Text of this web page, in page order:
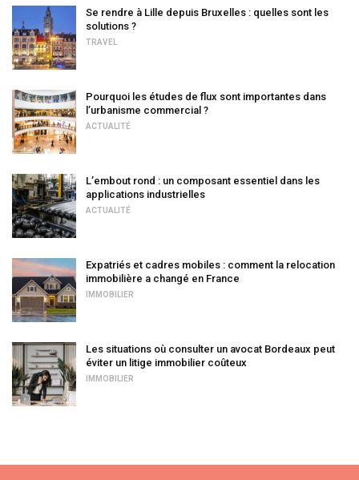
Se rendre à Lille depuis Bruxelles : quelles sont les
solutions ?
TRAVEL
Pourquoi les études de flux sont importantes dans
l’urbanisme commercial ?
ACTUALITÉ
L’embout rond : un composant essentiel dans les
applications industrielles
ACTUALITÉ
Expatriés et cadres mobiles : comment la relocation
immobilière a changé en France
IMMOBILIER
Les situations où consulter un avocat Bordeaux peut
éviter un litige immobilier coûteux
IMMOBILIER